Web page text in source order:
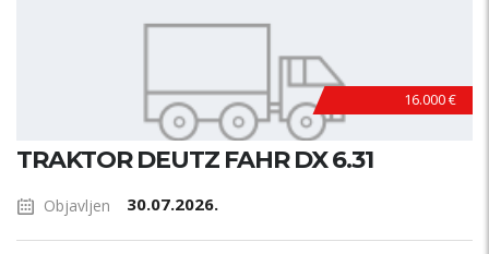
16.000 €
TRAKTOR DEUTZ FAHR DX 6.31
Objavljen 30.07.2026.